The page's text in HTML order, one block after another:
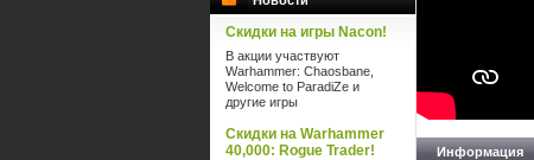
Скидки на игры Nacon!
В акции участвуют
Warhammer: Chaosbane,
Welcome to ParadiZe и
другие игры
Скидки на Warhammer
40,000: Rogue Trader!
Информация